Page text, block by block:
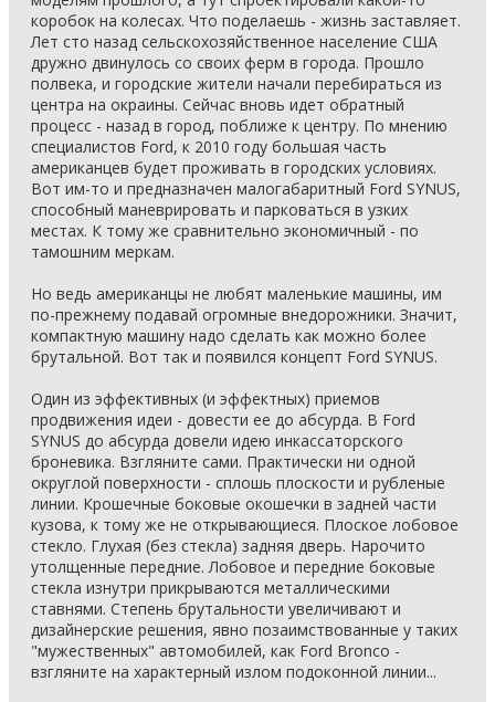
коробок на колесах. Что поделаешь - жизнь заставляет.
Лет сто назад сельскохозяйственное население США
дружно двинулось со своих ферм в города. Прошло
полвека, и городские жители начали перебираться из
центра на окраины. Сейчас вновь идет обратный
процесс - назад в город, поближе к центру. По мнению
специалистов Ford, к 2010 году большая часть
американцев будет проживать в городских условиях.
Вот им-то и предназначен малогабаритный Ford SYNUS,
способный маневрировать и парковаться в узких
местах. К тому же сравнительно экономичный - по
тамошним меркам.
Но ведь американцы не любят маленькие машины, им
по-прежнему подавай огромные внедорожники. Значит,
компактную машину надо сделать как можно более
брутальной. Вот так и появился концепт Ford SYNUS.
Один из эффективных (и эффектных) приемов
продвижения идеи - довести ее до абсурда. В Ford
SYNUS до абсурда довели идею инкассаторского
броневика. Взгляните сами. Практически ни одной
округлой поверхности - сплошь плоскости и рубленые
линии. Крошечные боковые окошечки в задней части
кузова, к тому же не открывающиеся. Плоское лобовое
стекло. Глухая (без стекла) задняя дверь. Нарочито
утолщенные передние. Лобовое и передние боковые
стекла изнутри прикрываются металлическими
ставнями. Степень брутальности увеличивают и
дизайнерские решения, явно позаимствованные у таких
"мужественных" автомобилей, как Ford Bronco -
взгляните на характерный излом подоконной линии...